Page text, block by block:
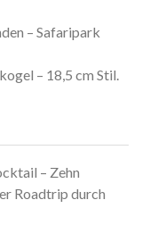
– Safaripark
– 18,5 cm Stil.
– Zehn
Roadtrip durch